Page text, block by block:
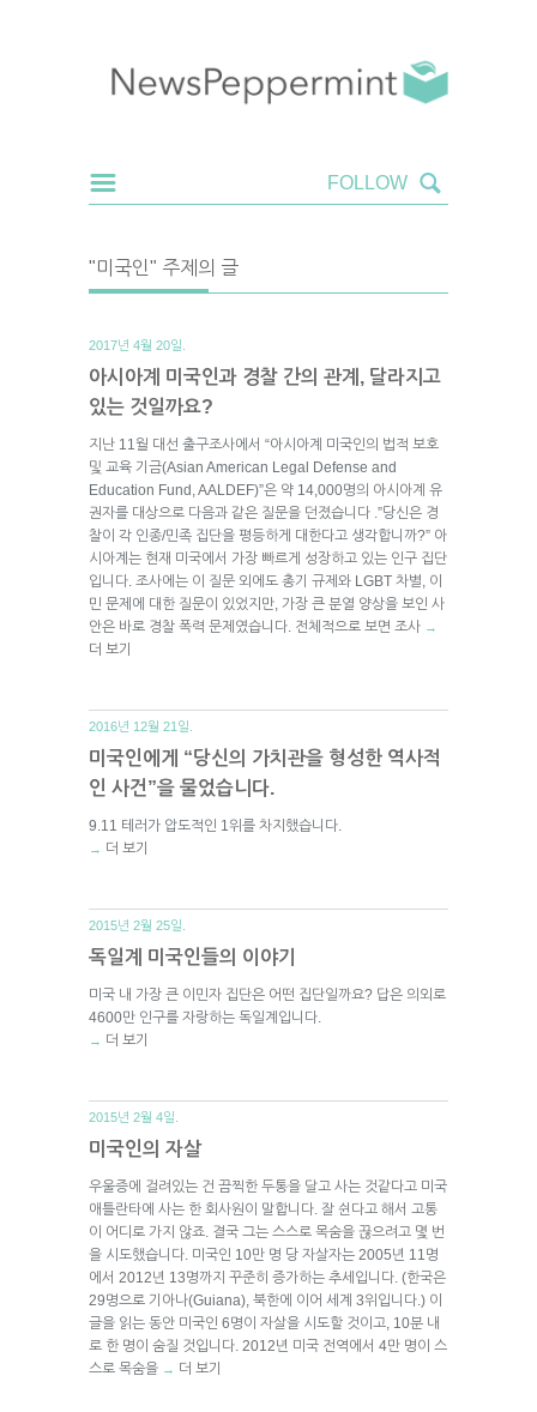
"미국인" 주제의 글
2017년 4월 20일.
아시아계 미국인과 경찰 간의 관계, 달라지고
있는 것일까요?
지난 11월 대선 출구조사에서 “아시아계 미국인의 법적 보호
및 교육 기금(Asian American Legal Defense and
Education Fund, AALDEF)”은 약 14,000명의 아시아계 유
권자를 대상으로 다음과 같은 질문을 던졌습니다 .”당신은 경
찰이 각 인종/민족 집단을 평등하게 대한다고 생각합니까?” 아
시아계는 현재 미국에서 가장 빠르게 성장하고 있는 인구 집단
입니다. 조사에는 이 질문 외에도 총기 규제와 LGBT 차별, 이
민 문제에 대한 질문이 있었지만, 가장 큰 분열 양상을 보인 사
안은 바로 경찰 폭력 문제였습니다. 전체적으로 보면 조사 →
더 보기
2016년 12월 21일.
미국인에게 “당신의 가치관을 형성한 역사적
인 사건”을 물었습니다.
9.11 테러가 압도적인 1위를 차지했습니다.
→ 더 보기
2015년 2월 25일.
독일계 미국인들의 이야기
미국 내 가장 큰 이민자 집단은 어떤 집단일까요? 답은 의외로
4600만 인구를 자랑하는 독일계입니다.
→ 더 보기
2015년 2월 4일.
미국인의 자살
우울증에 걸려있는 건 끔찍한 두통을 달고 사는 것같다고 미국
애틀란타에 사는 한 회사원이 말합니다. 잘 쉰다고 해서 고통
이 어디로 가지 않죠. 결국 그는 스스로 목숨을 끊으려고 몇 번
을 시도했습니다. 미국인 10만 명 당 자살자는 2005년 11명
에서 2012년 13명까지 꾸준히 증가하는 추세입니다. (한국은
29명으로 기아나(Guiana), 북한에 이어 세계 3위입니다.) 이
글을 읽는 동안 미국인 6명이 자살을 시도할 것이고, 10분 내
로 한 명이 숨질 것입니다. 2012년 미국 전역에서 4만 명이 스
스로 목숨을 → 더 보기